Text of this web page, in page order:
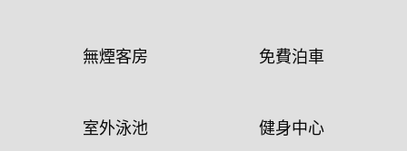
無煙客房 免費泊車
室外泳池 健身中心